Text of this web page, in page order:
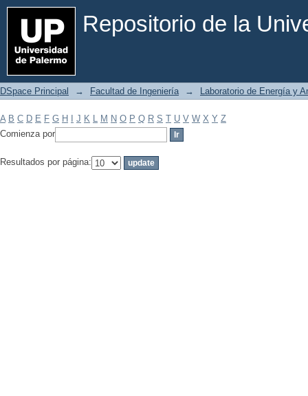
Repositorio de la
Filtrar por: Materia
DSpace Principal → Facultad de Ingeniería → Laboratorio de Energía y
A B C D E F G H J K L M N O P Q R S T U V W X Y Z
Comienza por
Resultados por página: